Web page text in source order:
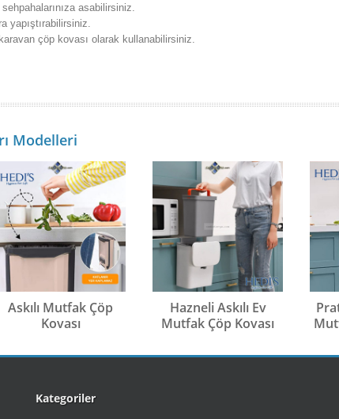
asabilirsiniz.
yapıştırabilirsiniz.
çöp kovası olarak kullanabilirsiniz.
Modelleri
Askılı Mutfak Çöp
Kovası
Hazneli Askılı Ev
Mutfak Çöp Kovası
Kategoriler